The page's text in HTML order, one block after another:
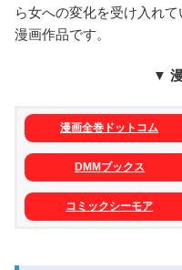
ら女への変化を受け入れ
漫画作品です。
▼
漫画全巻ドットコム
DMMブックス
コミックシーモア